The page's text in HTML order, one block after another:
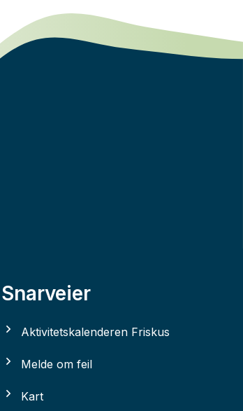
Snarveier
Aktivitetskalenderen Friskus
Melde om feil
Kart